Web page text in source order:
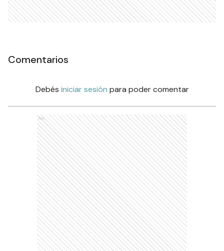
Comentarios
Debés iniciar sesión para poder comentar
Ads